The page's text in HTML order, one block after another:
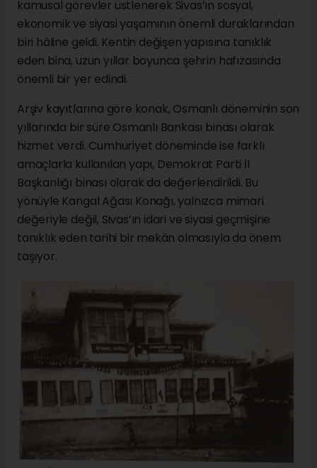
kamusal görevler üstlenerek Sivas’ın sosyal,
ekonomik ve siyasi yaşamının önemli duraklarından
biri hâline geldi. Kentin değişen yapısına tanıklık
eden bina, uzun yıllar boyunca şehrin hafızasında
önemli bir yer edindi.
Arşiv kayıtlarına göre konak, Osmanlı döneminin son
yıllarında bir süre Osmanlı Bankası binası olarak
hizmet verdi. Cumhuriyet döneminde ise farklı
amaçlarla kullanılan yapı, Demokrat Parti İl
Başkanlığı binası olarak da değerlendirildi. Bu
yönüyle Kangal Ağası Konağı, yalnızca mimari
değeriyle değil, Sivas’ın idari ve siyasi geçmişine
tanıklık eden tarihi bir mekân olmasıyla da önem
taşıyor.